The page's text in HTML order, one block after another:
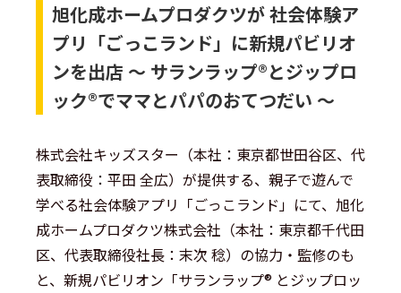
旭化成ホームプロダクツが 社会体験ア
プリ「ごっこランド」に新規パビリオ
ンを出店 〜 サランラップ®とジップロ
ック®でママとパパのおてつだい 〜
株式会社キッズスター（本社：東京都世田谷区、代
表取締役：平田 全広）が提供する、親子で遊んで
学べる社会体験アプリ「ごっこランド」にて、旭化
成ホームプロダクツ株式会社（本社：東京都千代田
区、代表取締役社長：末次 稔）の協力・監修のも
と、新規パビリオン「サランラップ® とジップロッ